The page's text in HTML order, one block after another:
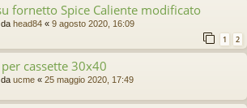
fornetto Spice Caliente modificato
head84 « 9 agosto 2020, 16:09
1 2
cassette 30x40
ucme « 25 maggio 2020, 17:49